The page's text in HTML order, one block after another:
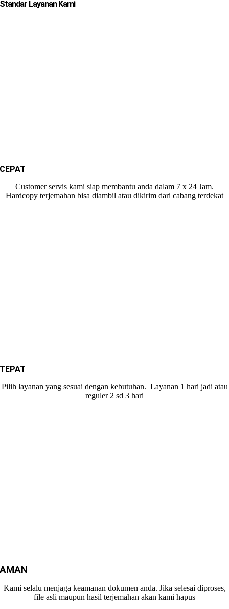
Standar Layanan Kami
CEPAT
Customer servis kami siap membantu anda dalam 7 x 24 Jam.
Hardcopy terjemahan bisa diambil atau dikirim dari cabang terdekat
TEPAT
Pilih layanan yang sesuai dengan kebutuhan. Layanan 1 hari jadi atau
reguler 2 sd 3 hari
AMAN
Kami selalu menjaga keamanan dokumen anda. Jika selesai diproses,
file asli maupun hasil terjemahan akan kami hapus